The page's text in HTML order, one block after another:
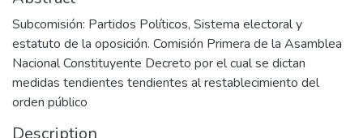
Subcomisión: Partidos Políticos, Sistema electoral y
estatuto de la oposición. Comisión Primera de la Asamblea
Nacional Constituyente Decreto por el cual se dictan
medidas tendientes tendientes al restablecimiento del
orden público